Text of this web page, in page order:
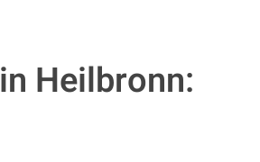
in Heilbronn: